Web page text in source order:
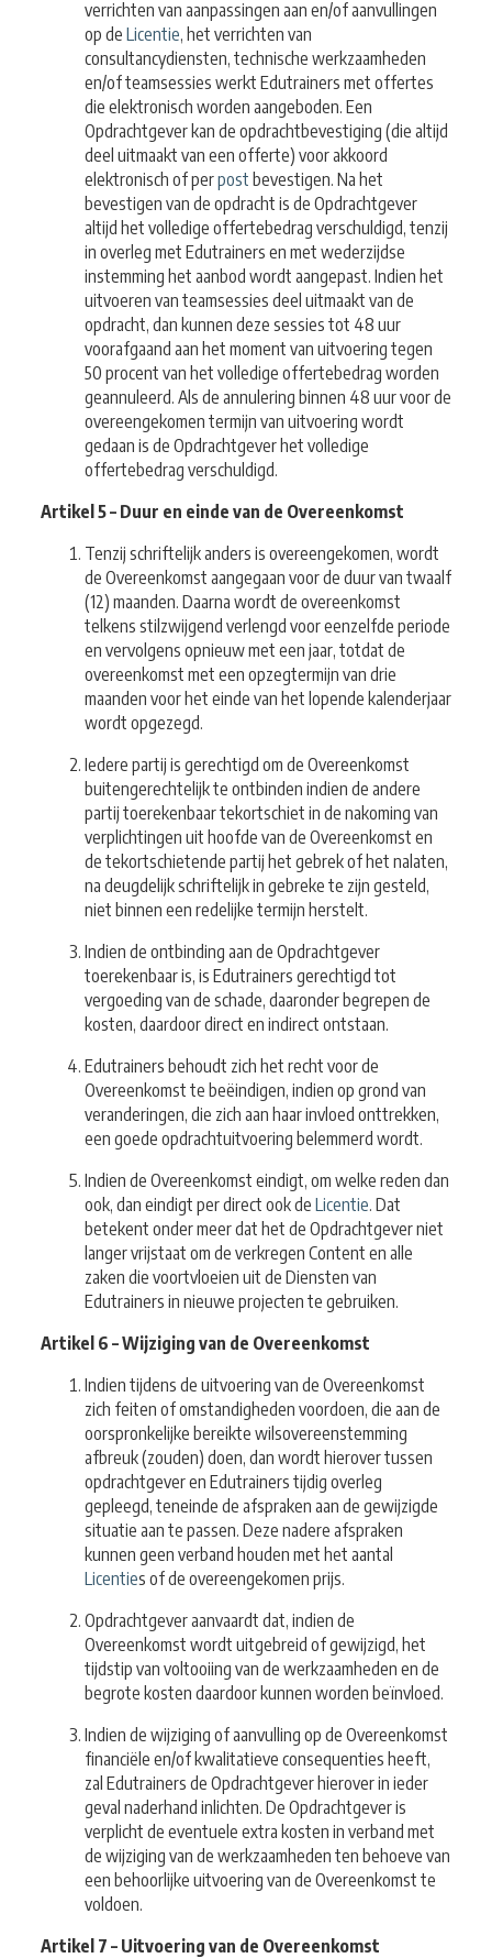
verrichten van aanpassingen aan en/of aanvullingen
op de Licentie, het verrichten van
consultancydiensten, technische werkzaamheden
en/of teamsessies werkt Edutrainers met offertes
die elektronisch worden aangeboden. Een
Opdrachtgever kan de opdrachtbevestiging (die altijd
deel uitmaakt van een offerte) voor akkoord
elektronisch of perpost bevestigen. Na het
bevestigen van de opdracht is de Opdrachtgever
altijd het volledige offertebedrag verschuldigd, tenzij
in overleg met Edutrainers en met wederzijdse
instemming het aanbod wordt aangepast. Indien het
uitvoeren van teamsessies deel uitmaakt van de
opdracht, dan kunnen deze sessies tot 48 uur
voorafgaand aan het moment van uitvoering tegen
50 procent van het volledige offertebedrag worden
geannuleerd. Als de annulering binnen 48 uur voor de
overeengekomen termijn van uitvoering wordt
gedaan is de Opdrachtgever het volledige
offertebedrag verschuldigd.
Artikel 5 – Duur en einde van de Overeenkomst
Tenzij schriftelijk anders is overeengekomen, wordt
de Overeenkomst aangegaan voor de duur van twaalf
(12) maanden. Daarna wordt de overeenkomst
telkens stilzwijgend verlengd voor eenzelfde periode
en vervolgens opnieuw met een jaar, totdat de
overeenkomst met een opzegtermijn van drie
maanden voor het einde van het lopende kalenderjaar
wordt opgezegd.
Iedere partij is gerechtigd om de Overeenkomst
buitengerechtelijk te ontbinden indien de andere
partij toerekenbaar tekortschiet in de nakoming van
verplichtingen uit hoofde van de Overeenkomst en
de tekortschietende partij het gebrek of het nalaten,
na deugdelijk schriftelijk in gebreke te zijn gesteld,
niet binnen een redelijke termijn herstelt.
Indien de ontbinding aan de Opdrachtgever
toerekenbaar is, is Edutrainers gerechtigd tot
vergoeding van de schade, daaronder begrepen de
kosten, daardoor direct en indirect ontstaan.
Edutrainers behoudt zich het recht voor de
Overeenkomst te beëindigen, indien op grond van
veranderingen, die zich aan haar invloed onttrekken,
een goede opdrachtuitvoering belemmerd wordt.
Indien de Overeenkomst eindigt, om welke reden dan
ook, dan eindigt per direct ook de Licentie. Dat
betekent onder meer dat het de Opdrachtgever niet
langer vrijstaat om de verkregen Content en alle
zaken die voortvloeien uit de Diensten van
Edutrainers in nieuwe projecten te gebruiken.
Artikel 6 – Wijziging van de Overeenkomst
Indien tijdens de uitvoering van de Overeenkomst
zich feiten of omstandigheden voordoen, die aan de
oorspronkelijke bereikte wilsovereenstemming
afbreuk (zouden) doen, dan wordt hierover tussen
opdrachtgever en Edutrainers tijdig overleg
gepleegd, teneinde de afspraken aan de gewijzigde
situatie aan te passen. Deze nadere afspraken
kunnen geen verband houden met het aantal
Licenties of de overeengekomen prijs.
Opdrachtgever aanvaardt dat, indien de
Overeenkomst wordt uitgebreid of gewijzigd, het
tijdstip van voltooiing van de werkzaamheden en de
begrote kosten daardoor kunnen worden beïnvloed.
Indien de wijziging of aanvulling op de Overeenkomst
financiële en/of kwalitatieve consequenties heeft,
zal Edutrainers de Opdrachtgever hierover in ieder
geval naderhand inlichten. De Opdrachtgever is
verplicht de eventuele extra kosten in verband met
de wijziging van de werkzaamheden ten behoeve van
een behoorlijke uitvoering van de Overeenkomst te
voldoen.
Artikel 7 – Uitvoering van de Overeenkomst